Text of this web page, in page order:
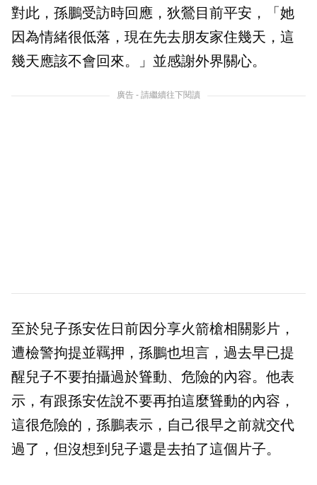
對此，孫鵬受訪時回應，狄鶯目前平安，「她
因為情緒很低落，現在先去朋友家住幾天，這
幾天應該不會回來。」並感謝外界關心。
廣告 - 請繼續往下閱讀
至於兒子孫安佐日前因分享火箭槍相關影片，
遭檢警拘提並羈押，孫鵬也坦言，過去早已提
醒兒子不要拍攝過於聳動、危險的內容。他表
示，有跟孫安佐說不要再拍這麼聳動的內容，
這很危險的，孫鵬表示，自己很早之前就交代
過了，但沒想到兒子還是去拍了這個片子。